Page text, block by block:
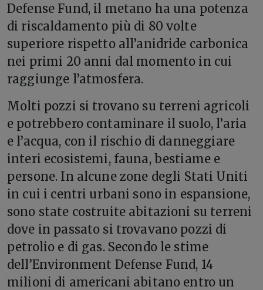
Defense Fund, il metano ha una potenza
di riscaldamento più di 80 volte
superiore rispetto all’anidride carbonica
nei primi 20 anni dal momento in cui
raggiunge l’atmosfera.
Molti pozzi si trovano su terreni agricoli
e potrebbero contaminare il suolo, l’aria
e l’acqua, con il rischio di danneggiare
interi ecosistemi, fauna, bestiame e
persone. In alcune zone degli Stati Uniti
in cui i centri urbani sono in espansione,
sono state costruite abitazioni su terreni
dove in passato si trovavano pozzi di
petrolio e di gas. Secondo le stime
dell’Environment Defense Fund, 14
milioni di americani abitano entro un